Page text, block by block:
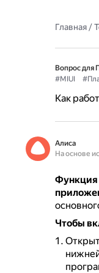
Главная/
Вопрос для
#MIUI
Как
Алиса
На основе
Функция
Чтобы